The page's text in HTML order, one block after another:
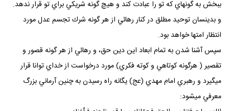
ببخش به گونهاي كه تو را عبادت كند و هيچ گونه شريكي براي تو قرار ندهد.
و بدينسان توحيد مطلق در كنار رهائي از هر گونه شرك تجسم عدل مورد
انتظار امتها خواهد بود.
سپس آشنا شدن به تمام ابعاد اين دين حق، و رهائي از هر گونه قصور و
تقصير ( هرگونه كوتاهي و كوته فكري) مورد درخواست از خداي توانا قرار
ميگيرد و رهبري امام مهدي (عج) يگانه راه رسيدن به چنين آرماني بزرگ
معرفي ميشود: